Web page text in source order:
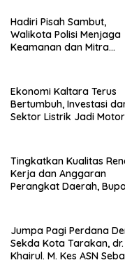
Hadiri Pisah Sambut,
Walikota Polisi Menjaga
Keamanan dan Mitra
Ekonomi Kaltara Terus
Bertumbuh, Investasi
Sektor Listrik Jadi Motor
Tingkatkan Kualitas
Kerja dan Anggaran
Perangkat Daerah,
Jumpa Pagi Perdana
Sekda Kota Tarakan, dr.
Khairul. M. Kes ASN